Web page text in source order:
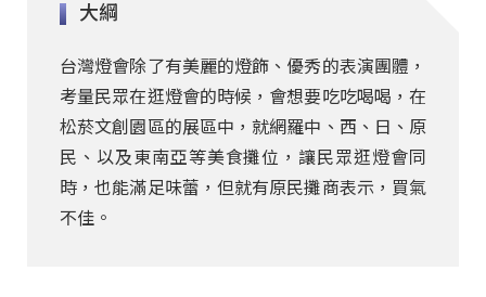
大綱
台灣燈會除了有美麗的燈飾、優秀的表演團體，
考量民眾在逛燈會的時候，會想要吃吃喝喝，在
松菸文創園區的展區中，就網羅中、西、日、原
民、以及東南亞等美食攤位，讓民眾逛燈會同
時，也能滿足味蕾，但就有原民攤商表示，買氣
不佳。